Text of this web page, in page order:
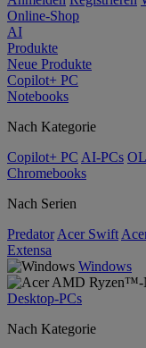
Online-Shop
AI
Produkte
Neue Produkte
Copilot+ PC
Notebooks
Nach Kategorie
Copilot+ PC AI-PCs
Chromebooks
Nach Serien
Predator Acer Swift
Extensa
Windows
Desktop-PCs
Nach Kategorie